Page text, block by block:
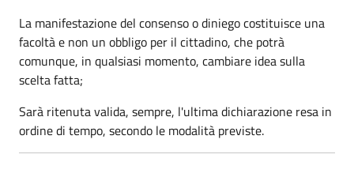
La manifestazione del consenso o diniego costituisce una
facoltà e non un obbligo per il cittadino, che potrà
comunque, in qualsiasi momento, cambiare idea sulla
scelta fatta;
Sarà ritenuta valida, sempre, l'ultima dichiarazione resa in
ordine di tempo, secondo le modalità previste.